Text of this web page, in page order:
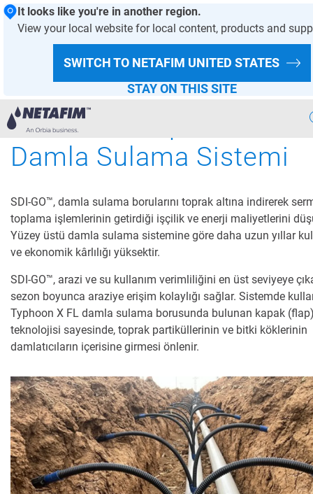
It looks like you're in another region.
View your local website for local content, products and
SWITCH TO NETAFIM UNITED STATES
STAY ON THIS SITE
AqlliSugorish
IssiqxonaLoyihalari
EkinMalumotlari
RaqamliQishloq Xojaligi
Barqaror Qishloq Xojaligi
Haqimizda
ANASAYFA- DAMLA SULAMA BIZNING YECHIMLARIMIZ
SDI-GO™:
Ekonomik Toprak Altı
Damla Sulama Sistemi
SDI-GO™, damla sulama borularını toprak altına indirerek
toplama işlemlerinin getirdiği işçilik ve enerji maliyetlerini
Yüzey üstü damla sulama sistemine göre daha uzun yıllar
ve ekonomik kârlılığı yüksektir.
SDI-GO™, arazi ve su kullanım verimliliğini en üst seviyeye
sezon boyunca araziye erişim kolaylığı sağlar. Sistemde
Typhoon X FL damla sulama borusunda bulunan kapak
teknolojisi sayesinde, toprak partiküllerinin ve bitki köklerinin
damlatıcıların içerisine girmesi önlenir.